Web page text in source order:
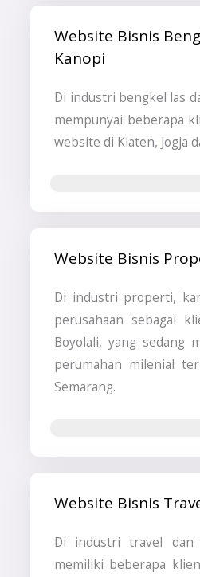
Website Bisnis
Kanopi
Di industri bengkel las
mempunyai beberapa
website di Klaten, Jogja
Website Bisnis
Di industri properti,
perusahaan sebagai
Boyolali, yang sedang
perumahan milenial
Semarang.
Website Bisnis
Di industri travel dan
memiliki beberapa